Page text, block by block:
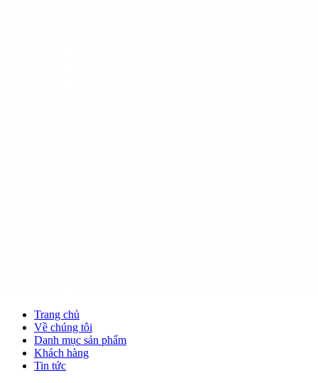
Trang chủ
Về chúng tôi
Danh mục sản phẩm
Khách hàng
Tin tức